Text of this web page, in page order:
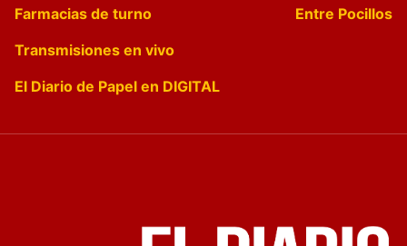
Farmacias de turno
Entre Pocillos
Transmisiones en vivo
El Diario de Papel en DIGITAL